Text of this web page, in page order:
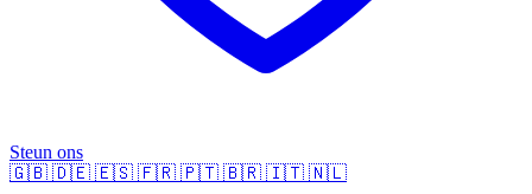
Steun ons
🇬🇧 🇩🇪 🇪🇸 🇫🇷 🇵🇹 🇧🇷 🇮🇹 🇳🇱